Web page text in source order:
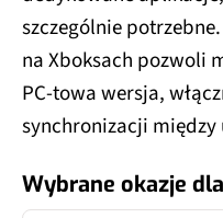
szczególnie
na Xboksach pozwoli
PC-towa wersja,
synchronizacji
Wybrane okazje